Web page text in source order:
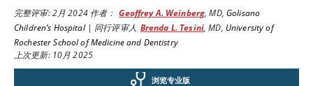
完整评审:2月 2024作者： Geoffrey A. Weinberg,MD,Golisano
Children’s Hospital| 同行评审人 Brenda L. Tesini,MD, University of
Rochester School of Medicine and Dentistry
上次更新: 10月 2025
浏览专业版